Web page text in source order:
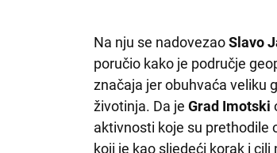
Na nju se nadovezaoSlavo
poručio kako je područje
značaja jer obuhvaća veliku
životinja. Da jeGrad Imotski
aktivnosti koje su prethodile
koji je kao sljedeći korak i